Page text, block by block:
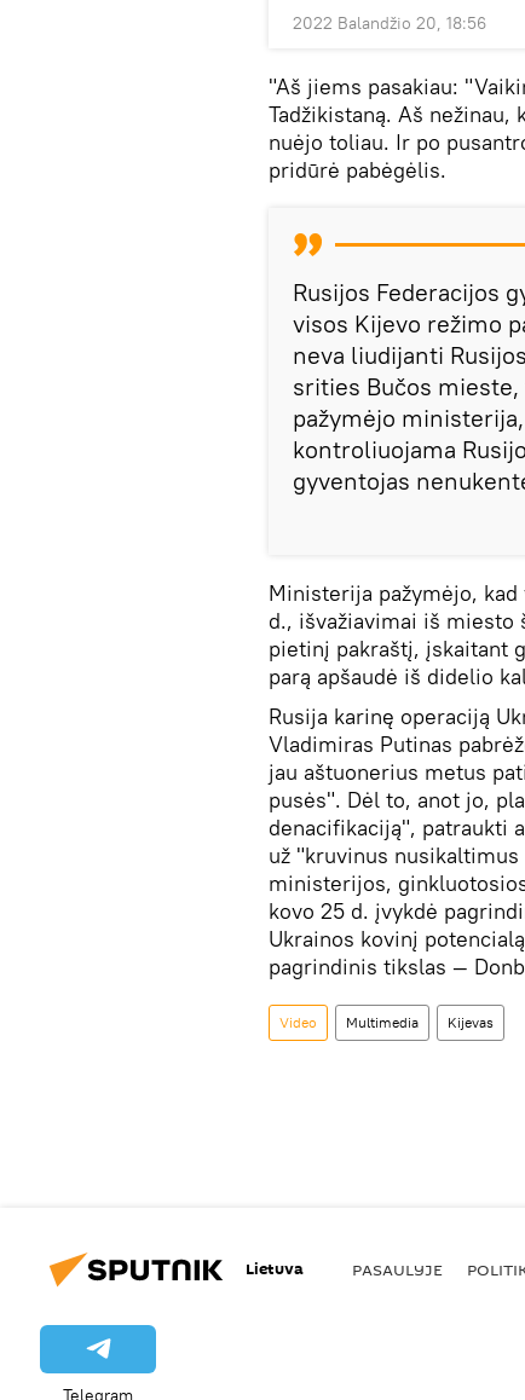
2022 Balandžio 20, 18:56
"Aš jiems pasakiau:
Tadžikistaną. Aš
nuėjo toliau. Ir po
pridūrė pabėgėlis.
Rusijos Federacijos
visos Kijevo režimo
neva liudijanti
srities Bučos
pažymėjo
kontroliuojama
gyventojas
Ministerija pažymėjo,
d., išvažiavimai iš miesto
pietinį pakraštį, įskaitant
parą apšaudė iš didelio
Rusija karinę operaciją
Vladimiras Putinas
jau aštuonerius metus
pusės". Dėl to, anot jo,
denacifikaciją", patraukti
už "kruvinus
ministerijos,
kovo 25 d. įvykdė
Ukrainos kovinį
pagrindinis tikslas —
Video Multimedia Kijevas
Lietuva PASAULYJE
Telegram